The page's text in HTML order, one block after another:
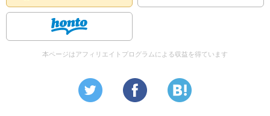
本ページはアフィリエイトプログラムによる収益を得ています